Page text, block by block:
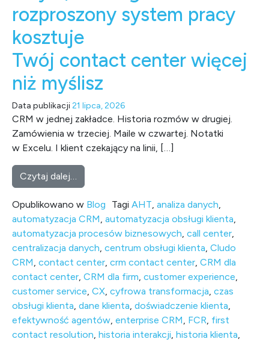
rozproszony system pracy
kosztuje
Twój contact center więcej
niż myślisz
Data publikacji21 lipca, 2026
CRM w jednej zakładce. Historia rozmów w drugiej.
Zamówienia w trzeciej. Maile w czwartej. Notatki
w Excelu. I klient czekający na linii, […]
Czytaj dalej…
Opublikowano w Blog Tagi AHT, analiza danych,
automatyzacja CRM, automatyzacja obsługi klienta,
automatyzacja procesów biznesowych, call center,
centralizacja danych, centrum obsługi klienta, Cludo
CRM, contact center, crm contact center, CRM dla
contact center, CRM dla firm, customer experience,
customer service, CX, cyfrowa transformacja, czas
obsługi klienta, dane klienta, doświadczenie klienta,
efektywność agentów, enterprise CRM, FCR, first
contact resolution, historia interakcji, historia klienta,